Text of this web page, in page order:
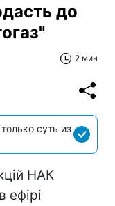
до
2 мин
суть из
НАК
ефірі